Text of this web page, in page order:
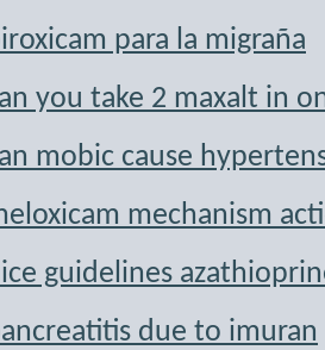
para la migraña
you take 2 maxalt in
mobic cause
mechanism
guidelines
due to imuran